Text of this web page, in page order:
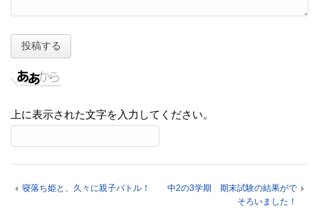
上に表示された文字を入力してください。
寝落ち姫と、久々に親子バトル！
中2の3学期 期末試験の結果がで
そろいました！